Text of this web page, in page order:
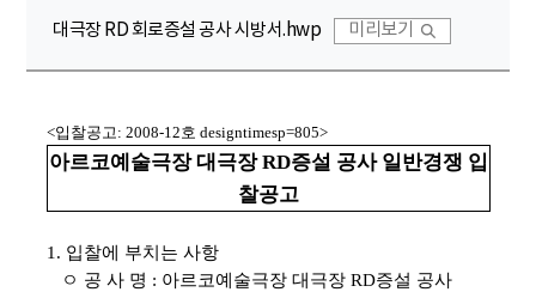
대극장 RD 회로증설 공사 시방서.hwp 미리보기
<입찰공고: 2008-12호 designtimesp=805>
아르코예술극장 대극장 RD증설 공사 일반경쟁 입
찰공고
1. 입찰에 부치는 사항
ㅇ 공 사 명 : 아르코예술극장 대극장 RD증설 공사